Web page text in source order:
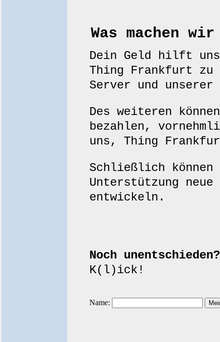
Was machen
Dein Geld hilft
Thing Frankfurt zu
Server und unserer
Des weiteren
bezahlen,
uns, Thing
Schließlich
Unterstützung
entwickeln.
Noch unentschieden?
K(l)ick!
Name: